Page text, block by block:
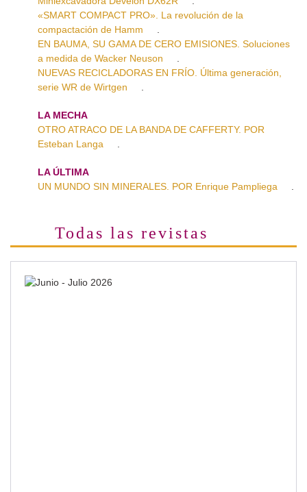
«SMART COMPACT PRO». La revolución de la
compactación de Hamm
EN BAUMA, SU GAMA DE CERO EMISIONES. Soluciones
a medida de Wacker Neuson
NUEVAS RECICLADORAS EN FRÍO. Última generación,
serie WR de Wirtgen
LA MECHA
OTRO ATRACO DE LA BANDA DE CAFFERTY. POR
Esteban Langa
LA ÚLTIMA
UN MUNDO SIN MINERALES. POR Enrique Pampliega
Todas las revistas